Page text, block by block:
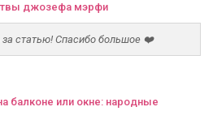
джозефа мэрфи
за статью! Спасибо большое ❤️
балконе или окне: народные